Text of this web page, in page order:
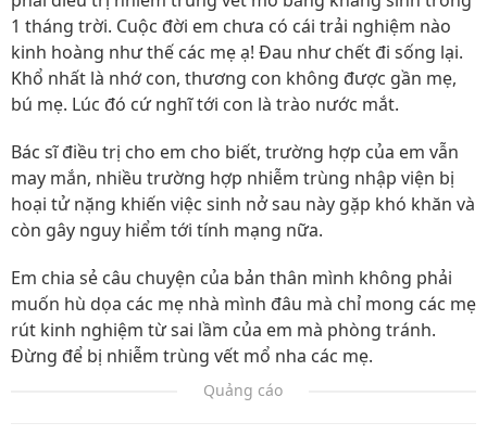
1 tháng trời. Cuộc đời em chưa có cái trải nghiệm nào
kinh hoàng như thế các mẹ ạ! Đau như chết đi sống lại.
Khổ nhất là nhớ con, thương con không được gần mẹ,
bú mẹ. Lúc đó cứ nghĩ tới con là trào nước mắt.
Bác sĩ điều trị cho em cho biết, trường hợp của em vẫn
may mắn, nhiều trường hợp nhiễm trùng nhập viện bị
hoại tử nặng khiến việc sinh nở sau này gặp khó khăn và
còn gây nguy hiểm tới tính mạng nữa.
Em chia sẻ câu chuyện của bản thân mình không phải
muốn hù dọa các mẹ nhà mình đâu mà chỉ mong các mẹ
rút kinh nghiệm từ sai lầm của em mà phòng tránh.
Đừng để bị nhiễm trùng vết mổ nha các mẹ.
Quảng cáo